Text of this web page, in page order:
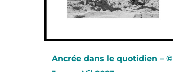
Ancrée dans le quotidien – ©